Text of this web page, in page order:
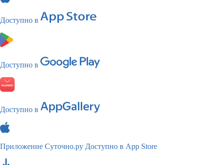
Доступно в
Доступно в
Доступно в
Приложение Суточно.ру Доступно в App Store